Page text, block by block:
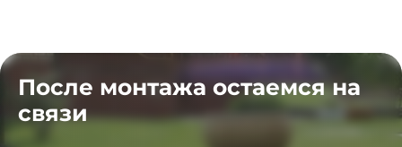
После монтажа остаемся на
связи